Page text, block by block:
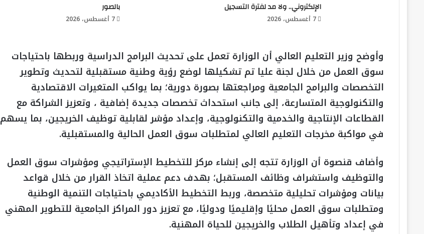
الإلكتروني.. ولا مد لفترة التسجيل
7 أغسطس، 2026
بالصور
7 أغسطس، 2026
وأوضح وزير التعليم العالي أن الوزارة تعمل على تحديث البرامج الدراسية وربطها باحتياجات
سوق العمل من خلال لجنة عليا تم تشكيلها لوضع رؤية وطنية مستقبلية لتحديث وتطوير
التخصصات والبرامج الجامعية ومراجعتها بصورة دورية؛ بما يواكب المتغيرات الاقتصادية
والتكنولوجية المتسارعة، إلى جانب استحداث تخصصات جديدة إضافية ، وتعزيز الشراكة مع
القطاعات الإنتاجية والخدمية والتكنولوجية، وإعداد مؤشر لقابلية توظيف الخريجين، بما يسهم
في مواكبة مخرجات التعليم العالي لمتطلبات سوق العمل الحالية والمستقبلية.
وأضاف قنصوة أن الوزارة تتجه إلى إنشاء مركز للتخطيط الإستراتيجي ومؤشرات سوق العمل
والتوظيف واستشراف وظائف المستقبل؛ بهدف دعم عملية اتخاذ القرار من خلال قواعد
بيانات ومؤشرات تحليلية متخصصة، وربط التخطيط الأكاديمي باحتياجات التنمية الوطنية
ومتطلبات سوق العمل محليًا وإقليميًا ودوليًا، مع تعزيز دور المراكز الجامعية للتطوير المهني
في إعداد وتأهيل الطلاب والخريجين للحياة المهنية.